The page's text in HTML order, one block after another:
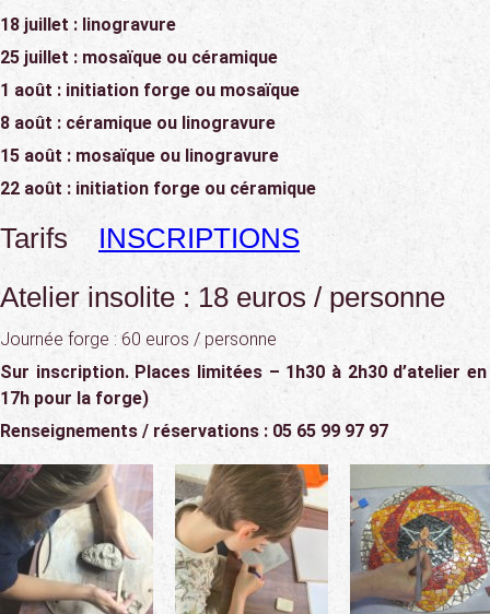
18 juillet : linogravure
25 juillet : mosaïque ou céramique
1 août : initiation forge ou mosaïque
8 août : céramique ou linogravure
15 août : mosaïque ou linogravure
22 août : initiation forge ou céramique
Tarifs INSCRIPTIONS
Atelier insolite : 18 euros / personne
Journée forge : 60 euros / personne
Sur inscription. Places limitées – 1h30 à 2h30 d’atelier
17h pour la forge)
Renseignements / réservations : 05 65 99 97 97